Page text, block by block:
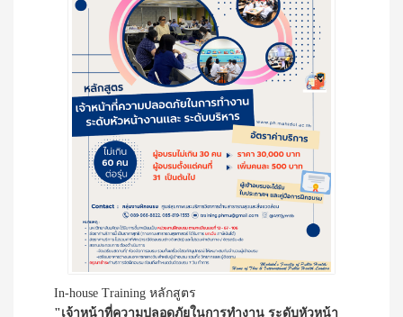
In-house Training หลักสูตร
"เจ้าหน้าที่ความปลอดภัยในการทำงาน ระดับหัวหน้า